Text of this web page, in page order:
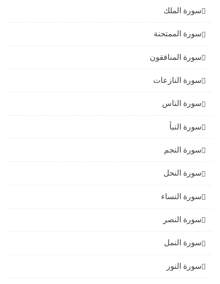
سورة الملك
سورة الممتحنة
سورة المنافقون
سورة النازعات
سورة الناس
سورة النبأ
سورة النجم
سورة النحل
سورة النساء
سورة النصر
سورة النمل
سورة النور